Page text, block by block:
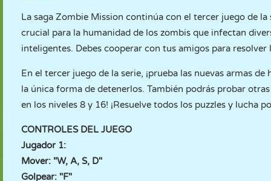
La saga Zombie Mission continúa con el tercer juego de
crucial para la humanidad de los zombis que infectan
inteligentes. Debes cooperar con tus amigos para
En el tercer juego de la serie, ¡prueba las nuevas armas
la única forma de detenerlos. También podrás probar
en los niveles 8 y 16! ¡Resuelve todos los puzzles y lucha
CONTROLES DEL JUEGO
Jugador 1:
Mover: "W, A, S, D"
Golpear: "F"